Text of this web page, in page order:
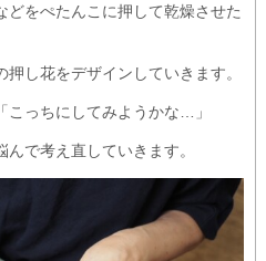
をぺたんこに押して乾燥させた
し花をデザインしていきます。
こっちにしてみようかな…」
で考え直していきます。